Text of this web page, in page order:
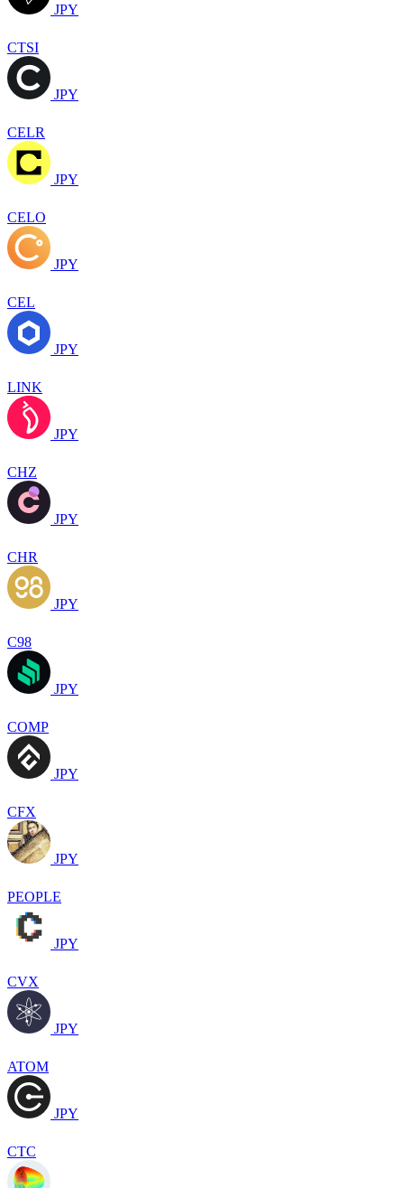
JPY
CTSI
JPY
CELR
JPY
CELO
JPY
CEL
JPY
LINK
JPY
CHZ
JPY
CHR
JPY
C98
JPY
COMP
JPY
CFX
JPY
PEOPLE
JPY
CVX
JPY
ATOM
JPY
CTC